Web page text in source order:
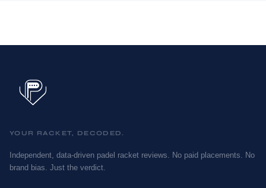
YOUR RACKET, DECODED.
Independent, data-driven padel racket reviews. No paid placements. No
brand bias. Just the verdict.